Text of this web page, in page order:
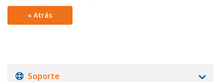
« Atrás
Soporte